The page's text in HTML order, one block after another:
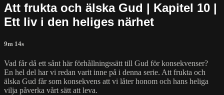
Att frukta och älska Gud | Kapitel 10 |
Ett liv i den heliges närhet
9m 14s
Vad får då ett sånt här förhållningssätt till Gud för konsekvenser?
En hel del har vi redan varit inne på i denna serie. Att frukta och
älska Gud får som konsekvens att vi låter honom och hans heliga
vilja påverka vårt sätt att leva.